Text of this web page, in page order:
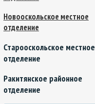
Новооскольское местное
отделение
Старооскольское местное
отделение
Ракитянское районное
отделение